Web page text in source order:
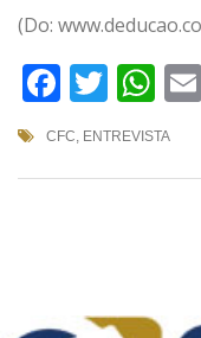
(Do:
Facebook
CFC, ENTREVISTA